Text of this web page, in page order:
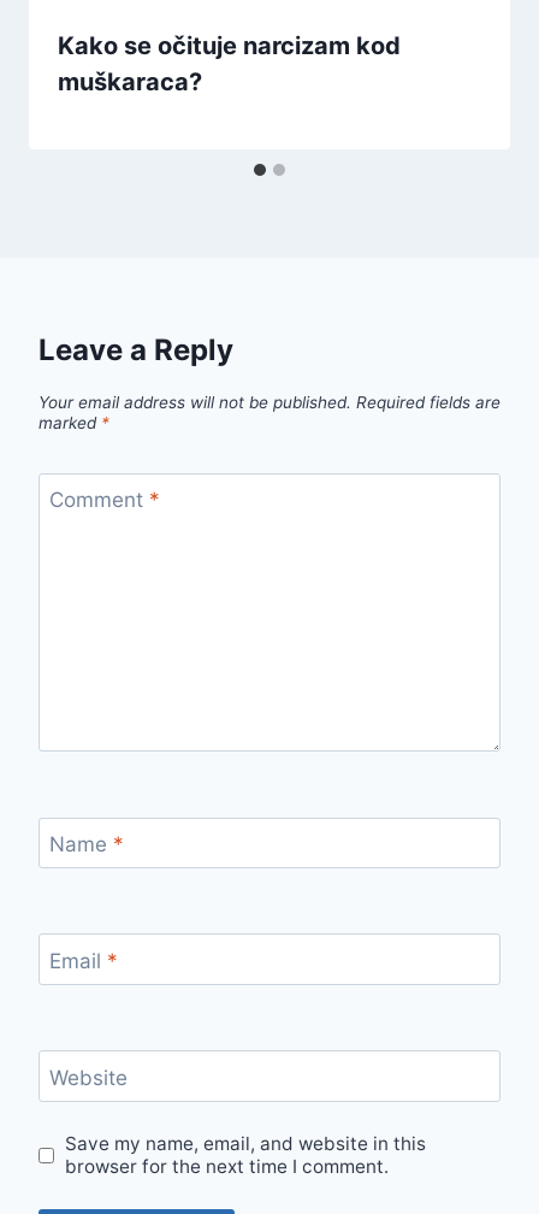
Kako se očituje narcizam kod
muškaraca?
Leave a Reply
Your email address will not be published. Required fields are
marked *
Comment *
Name *
Email *
Website
Save my name, email, and website in this
browser for the next time I comment.